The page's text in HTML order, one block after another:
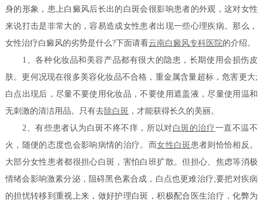
身的形象，患上白癜风后长出的白斑会很影响患者的外观，这对女性
来说打击是非常大的，容易造成女性患者出现一些心理疾病。那么，
女性治疗白癜风的劣势是什么?下面请看云南白癜风专科医院的介绍。
1、各种化妆品和美容产品都有很大的隐患，长期使用会损伤皮
肤。更何况现在很多美容化妆品不合格，重金属含量超标，危害更大;
白点出现后，尽量不要使用化妆品，不要使用遮盖液，尽量使用温和
无刺激的清洁用品。只有去除白斑 ，才能获得长久的美丽。
2、有些患者认为白斑不疼不痒，所以对白斑的治疗一直不温不
火，随便的态度也会影响病情的治疗。而女性白斑 患者则恰恰相反。
大部分女性患者都很担心白斑，害怕白班扩散。但担心、焦虑等消极
情绪会影响激素分泌，阻碍黑色素合成，白点也更难治疗;要把对疾病
的担忧转移到重视上来，做好护理白斑，积极配合医生治疗，化弊为